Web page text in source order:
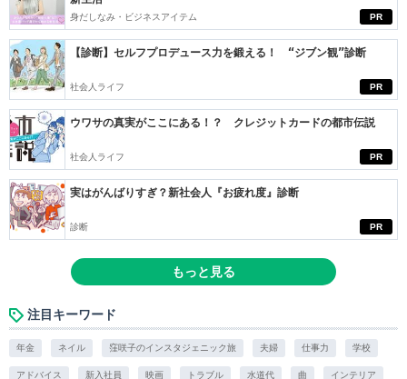
PR
身だしなみ・ビジネスアイテム
PR
【診断】セルフプロデュース力を鍛える！ “ジブン観”診断
社会人ライフ
PR
ウワサの真実がここにある！？ クレジットカードの都市伝説
社会人ライフ
PR
実はがんばりすぎ？新社会人『お疲れ度』診断
診断
もっと見る
注目キーワード
年金 ネイル 窪咲子のインスタジェニック旅 夫婦 仕事力 学校
アドバイス 新入社員 映画 トラブル 水道代 曲 インテリア